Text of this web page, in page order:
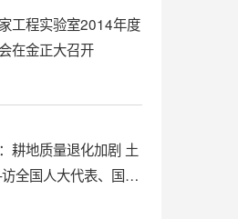
工程实验室2014年度
在金正大召开
耕地质量退化加剧 土
全国人大代表、国家
中心主任万连步